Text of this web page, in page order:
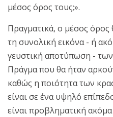
μέσος όρος τους;».
Πραγματικά, ο μέσος
τη συνολική εικόνα - ή
γευστική αποτύπωση -
Πράγμα που θα ήταν
καθώς η ποιότητα των
είναι σε ένα υψηλό
είναι προβληματική ακόμα